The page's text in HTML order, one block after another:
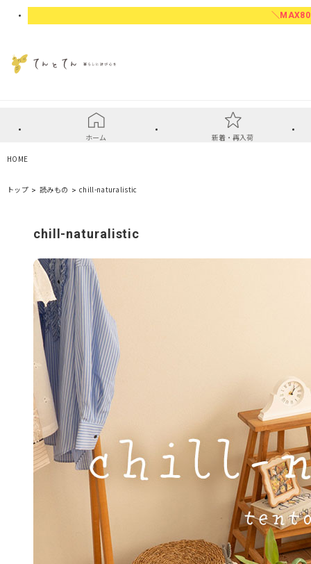
＼
ホーム 新着・再入荷
HOME
トップ 読みもの chill-naturalistic
chill-naturalistic